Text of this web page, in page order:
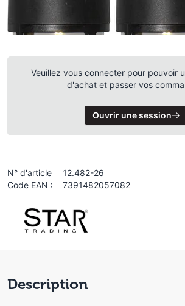
Veuillez vous connecter pour pouvoir
d'achat et passer vos
Ouvrir une session
N° d'article
12.482-26
Code EAN :
7391482057082
Description